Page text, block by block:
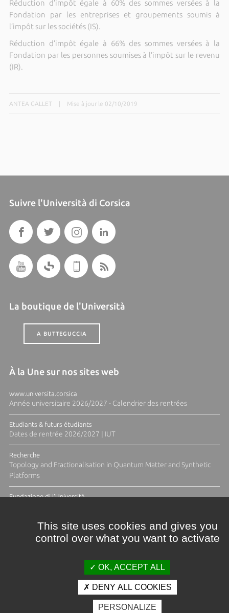
Réduction d’impôt égale à 60% des sommes versées à la
Fondation par les entreprises et groupements soumis à
l’impôt sur les sociétés (IS).
Réduction d’impôt égale à 66% des sommes versées à la
Fondation par les personnes soumises à l’impôt sur le revenu
(IR).
ANTEA GALLET Mise à jour le 02/10/2019
Suivre l'Università di Corsica
La boutique de l'Università
A BUTTEGUCCIA
À la Une sur nos sites web
www.universita.corsica
Année universitaire 2026/2027 - Calendrier des rentrées
Etudiants & futurs étudiants
Dates de rentrée 2026/2027 | IUT
Recherche
Topology and Fractionalisation in Quantum Matter and Synthetic
Platforms
Fundazione di l'Università
Crédits et mentions légales
Espace presse Photothèque
This site uses cookies and gives you
control over what you want to activate
OK, ACCEPT ALL
DENY ALL COOKIES
PERSONALIZE